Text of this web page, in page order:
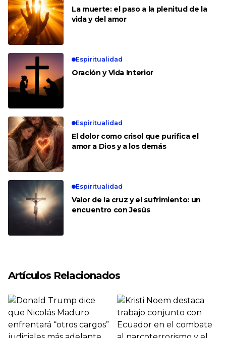
La muerte: el paso a la plenitud de la
vida y del amor
Espiritualidad
Oración y Vida Interior
Espiritualidad
El dolor como crisol que purifica el
amor a Dios y a los demás
Espiritualidad
Valor de la cruz y el sufrimiento: un
encuentro con Jesús
Artículos Relacionados